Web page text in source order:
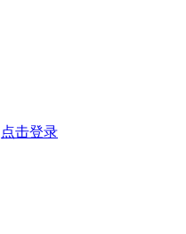
点击登录